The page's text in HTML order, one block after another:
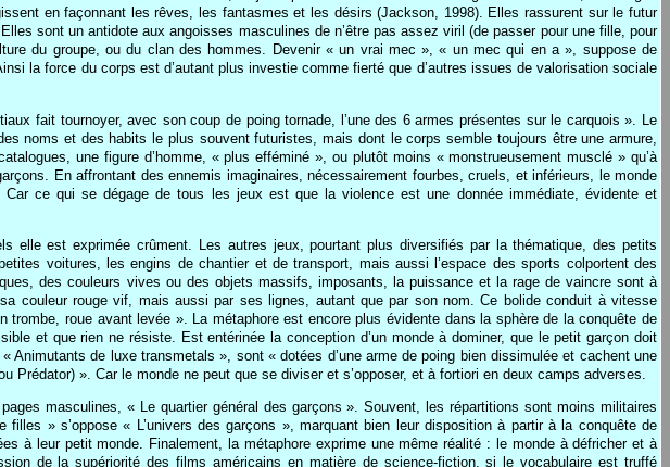
en façonnant les rêves, les fantasmes et les désirs (Jackson, 1998). Elles rassurent sur le futur
sont un antidote aux angoisses masculines de n’être pas assez viril (de passer pour une fille, pour
du groupe, ou du clan des hommes. Devenir « un vrai mec », « un mec qui en a », suppose de
la force du corps est d’autant plus investie comme fierté que d’autres issues de valorisation sociale
fait tournoyer, avec son coup de poing tornade, l’une des 6 armes présentes sur le carquois ». Le
noms et des habits le plus souvent futuristes, mais dont le corps semble toujours être une armure,
une figure d’homme, « plus efféminé », ou plutôt moins « monstrueusement musclé » qu’à
En affrontant des ennemis imaginaires, nécessairement fourbes, cruels, et inférieurs, le monde
ce qui se dégage de tous les jeux est que la violence est une donnée immédiate, évidente et
elle est exprimée crûment. Les autres jeux, pourtant plus diversifiés par la thématique, des petits
voitures, les engins de chantier et de transport, mais aussi l’espace des sports colportent des
des couleurs vives ou des objets massifs, imposants, la puissance et la rage de vaincre sont à
couleur rouge vif, mais aussi par ses lignes, autant que par son nom. Ce bolide conduit à vitesse
roue avant levée ». La métaphore est encore plus évidente dans la sphère de la conquête de
et que rien ne résiste. Est entérinée la conception d’un monde à dominer, que le petit garçon doit
de luxe transmetals », sont « dotées d’une arme de poing bien dissimulée et cachent une
». Car le monde ne peut que se diviser et s’opposer, et à fortiori en deux camps adverses.
masculines, « Le quartier général des garçons ». Souvent, les répartitions sont moins militaires
» s’oppose « L’univers des garçons », marquant bien leur disposition à partir à la conquête de
à leur petit monde. Finalement, la métaphore exprime une même réalité : le monde à défricher et à
de la supériorité des films américains en matière de science-fiction, si le vocabulaire est truffé